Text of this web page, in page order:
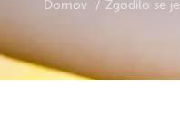
Domov Zgodilo se je